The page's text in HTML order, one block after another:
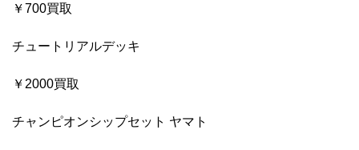
￥700買取
チュートリアルデッキ
￥2000買取
チャンピオンシップセット ヤマト